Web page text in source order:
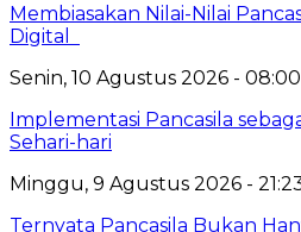
Membiasakan Nilai-Nilai
Digital
Senin, 10 Agustus 2026 -
Implementasi Pancasila
Sehari-hari
Minggu, 9 Agustus 2026 -
Ternyata Pancasila Bukan